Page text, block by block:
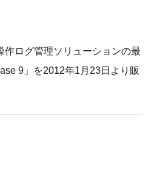
作ログ管理ソリューションの最
9」を2012年1月23日より販